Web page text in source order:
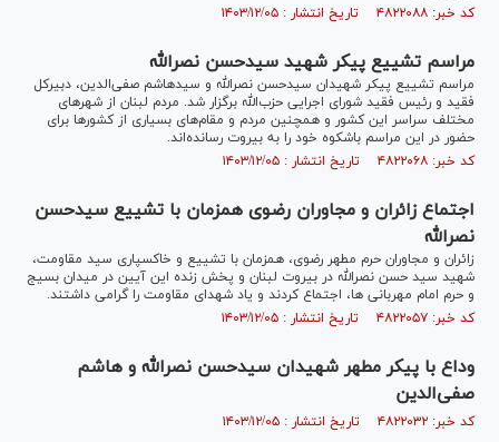
کد خبر: ۴۸۲۲۰۸۸ تاریخ انتشار : ۱۴۰۳/۱۲/۰۵
مراسم تشییع پیکر شهید سیدحسن نصرالله
مراسم تشییع پیکر شهیدان سیدحسن نصرالله و سیدهاشم صفی‌الدین، دبیرکل
فقید و رئیس فقید شورای اجرایی حزب‌الله برگزار شد. مردم لبنان از شهر‌های
مختلف سراسر این کشور و همچنین مردم و مقام‌های بسیاری از کشور‌ها برای
حضور در این مراسم باشکوه خود را به بیروت رسانده‌اند.
کد خبر: ۴۸۲۲۰۶۸ تاریخ انتشار : ۱۴۰۳/۱۲/۰۵
اجتماع زائران و مجاوران رضوی همزمان با تشییع سیدحسن
نصرالله
زائران و مجاوران حرم مطهر رضوی، همزمان با تشییع و خاکسپاری سید مقاومت،
شهید سید حسن نصرالله در بیروت لبنان و پخش زنده این آیین در میدان بسیج
و حرم امام مهربانی ها، اجتماع کردند و یاد شهدای مقاومت را گرامی داشتند.
کد خبر: ۴۸۲۲۰۵۷ تاریخ انتشار : ۱۴۰۳/۱۲/۰۵
وداع با پیکر مطهر شهیدان سیدحسن نصرالله و هاشم
صفی‌الدین
کد خبر: ۴۸۲۲۰۳۲ تاریخ انتشار : ۱۴۰۳/۱۲/۰۵